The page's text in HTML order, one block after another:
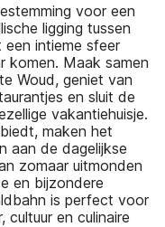
voor een
ligging tussen
intieme sfeer
komen. Maak samen
Woud, geniet van
en sluit de
vakantiehuisje.
maken het
aan de dagelijkse
zomaar uitmonden
en bijzondere
is perfect voor
cultuur en culinaire